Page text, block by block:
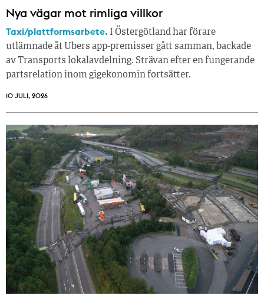
Nya vägar mot rimliga villkor
Taxi/plattformsarbete. I Östergötland har förare
utlämnade åt Ubers app-premisser gått samman, backade
av Transports lokalavdelning. Strävan efter en fungerande
partsrelation inom gigekonomin fortsätter.
10 JULI, 2026